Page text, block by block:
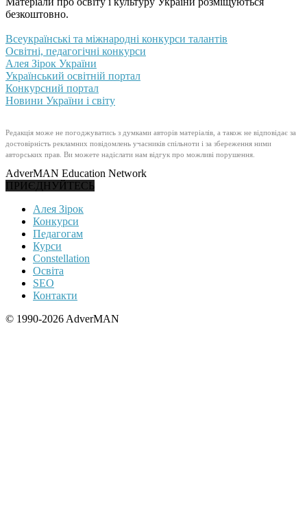
безкоштовно.
Всеукраїнські та міжнародні конкурси талантів
Освітні, педагогічні конкурси
Алея Зірок України
Український освітній портал
Конкурсний портал
Новини України і світу
Редакція може не погоджуватись з думками авторів матеріалів, а також не відповідає за
достовірність рекламних повідомлень учасників спільноти і за збереження ними
авторських прав. Ви можете надіслати нам відгук про можливі порушення.
AdverMAN Education Network
ПРИЄДНУЙТЕСЬ
Алея Зірок
Конкурси
Педагогам
Курси
Constellation
Освіта
SEO
Контакти
© 1990-2026 AdverMAN